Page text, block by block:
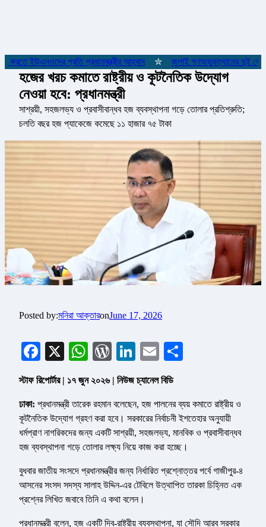
করতে ইউএনওদের প্রতি প্রধানমন্ত্রীর আহ্বান জুলাই গণঅভ্যুত্থানের দুই
হজের খরচ কমাতে রাষ্ট্রীয় ও কূটনৈতিক উদ্যোগ
নেওয়া হবে: প্রধানমন্ত্রী
সাশ্রয়ী, সহজলভ্য ও প্রবাসীবান্ধব হজ ব্যবস্থাপনা গড়ে তোলার প্রতিশ্রুতি;
চলতি বছর হজ প্যাকেজে কমেছে ১১ হাজার ৭৫ টাকা
Posted by:মনিরা আক্তারonJune 17, 2026
Facebook
X WhatsApp
WordPress
LinkedIn
Email
স্টাফ রিপোর্টার | ১৭ জুন ২০২৬ | নিউজ চ্যানেল বিডি
ঢাকা: প্রধানমন্ত্রী তারেক রহমান বলেছেন, হজ পালনের ব্যয় কমাতে রাষ্ট্রীয় ও
কূটনৈতিক উদ্যোগ গ্রহণ করা হবে। সরকারের নির্বাচনী ইশতেহার অনুযায়ী
ধর্মপ্রাণ নাগরিকদের জন্য একটি সাশ্রয়ী, সহজলভ্য, মানবিক ও প্রবাসীবান্ধব
হজ ব্যবস্থাপনা গড়ে তোলার লক্ষ্য নিয়ে কাজ করা হচ্ছে।
বুধবার জাতীয় সংসদে প্রধানমন্ত্রীর জন্য নির্ধারিত প্রশ্নোত্তর পর্বে গাজীপুর-৪
আসনের সংসদ সদস্য সালাহ উদ্দিন-এর টেবিলে উত্থাপিত তারকা চিহ্নিত এক
প্রশ্নের লিখিত জবাবে তিনি এ কথা বলেন।
প্রধানমন্ত্রী বলেন, হজ একটি দ্বি-রাষ্ট্রীয় ব্যবস্থাপনা, যা সৌদি আরব সরকার